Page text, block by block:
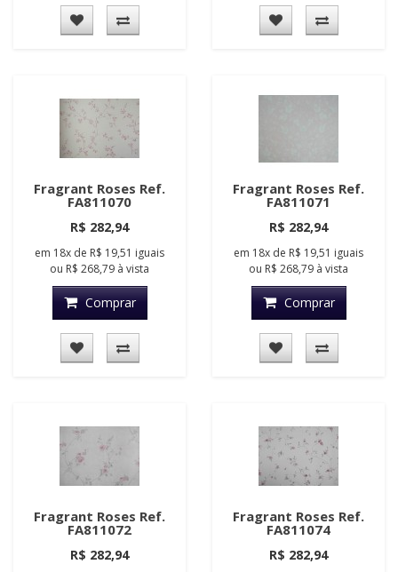
Fragrant Roses Ref.
FA811070
R$ 282,94
em 18x de R$ 19,51 iguais
ou R$ 268,79 à vista
Comprar
Fragrant Roses Ref.
FA811071
R$ 282,94
em 18x de R$ 19,51 iguais
ou R$ 268,79 à vista
Comprar
Fragrant Roses Ref.
FA811072
R$ 282,94
Fragrant Roses Ref.
FA811074
R$ 282,94